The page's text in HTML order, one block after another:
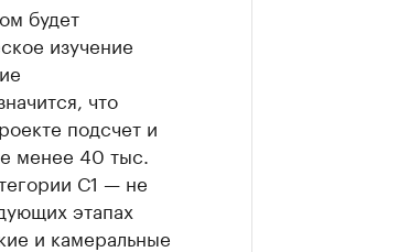
будет
изучение
что
подсчет и
менее 40 тыс.
С1 — не
этапах
и камеральные